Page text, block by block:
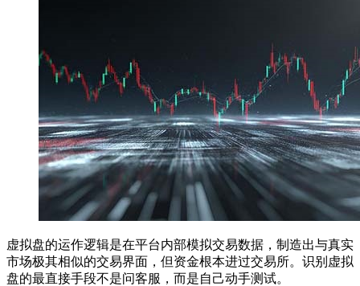
虚拟盘的运作逻辑是在平台内部模拟交易数据，制造出与真实
市场极其相似的交易界面，但资金根本进过交易所。识别虚拟
盘的最直接手段不是问客服，而是自己动手测试。